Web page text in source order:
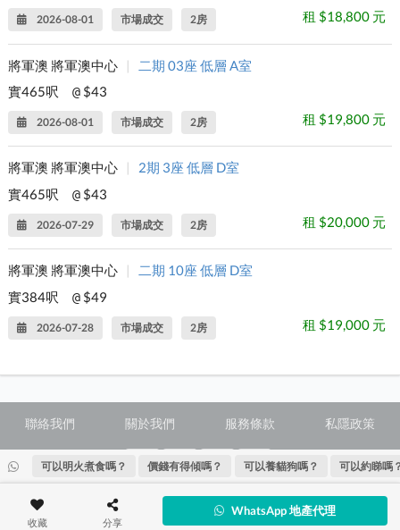
2026-08-01 市場成交 2房 租 $18,800 元
將軍澳 將軍澳中心 |
二期 03座 低層 A室
實465呎
@ $43
2026-08-01 市場成交 2房 租 $19,800 元
將軍澳 將軍澳中心
2期 3座 低層 D室
實465呎
@ $43
2026-07-29 市場成交 2房 租 $20,000 元
將軍澳 將軍澳中心
二期 10座 低層 D室
實384呎
@ $49
2026-07-28 市場成交 2房 租 $19,000 元
可以明火煮食嗎？ 價錢有得傾嗎？ 可以養貓狗嗎？ 可以約睇嗎
收藏 分享
WhatsApp 地產代理
聯絡我們 關於我們 服務條款 私隱政策
@ Copyright 2026 28Hse LTD All rights reserved.